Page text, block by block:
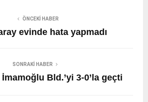
ÖNCEKI HABER
evinde hata yapmadı
SONRAKI HABER
Bld.’yi 3-0’la geçti